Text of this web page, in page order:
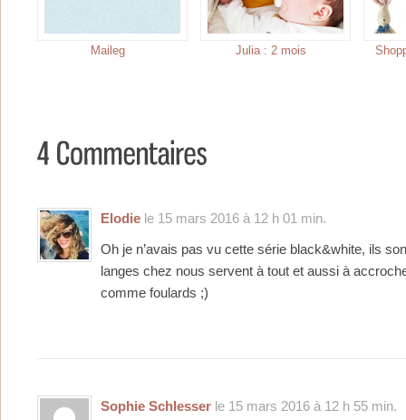
Maileg Julia : 2 mois
Elodie le 15 mars 2016 à 12 h 01 min.
Oh je n’avais pas vu cette série black&white, ils
langes chez nous servent à tout et aussi à
comme foulards ;)
Sophie Schlesser le 15 mars 2016 à 12 h 55 min.